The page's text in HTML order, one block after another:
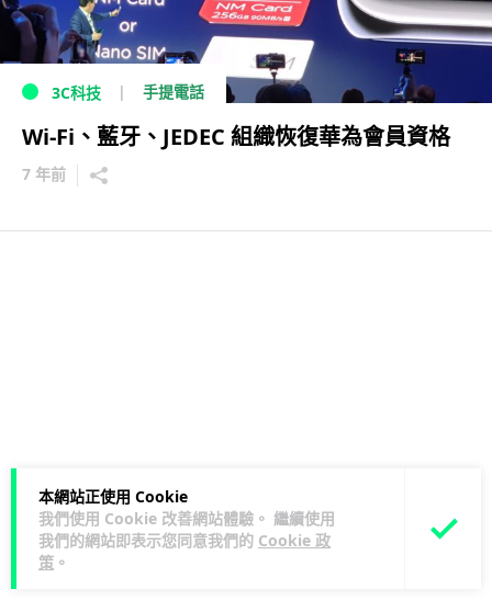
本網站正使用 Cookie
我們使用 Cookie 改善網站體驗。 繼續使用
我們的網站即表示您同意我們的 Cookie 政
策 。
3C科技 手提電話
Wi-Fi、藍牙、JEDEC 組織恢復華為會員資格
7 年前